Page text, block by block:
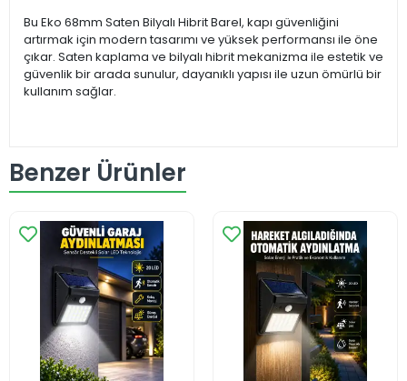
Bu Eko 68mm Saten Bilyalı Hibrit Barel, kapı güvenliğini
artırmak için modern tasarımı ve yüksek performansı ile öne
çıkar. Saten kaplama ve bilyalı hibrit mekanizma ile estetik ve
güvenlik bir arada sunulur, dayanıklı yapısı ile uzun ömürlü bir
kullanım sağlar.
Benzer Ürünler